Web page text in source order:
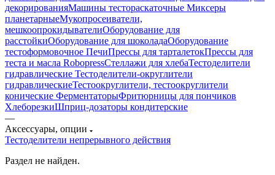
декорированияМашины тестораскаточные Миксеры
планетарныеМукопросеиватели,
мешкоопрокидывателиОборудование для
расстойкиОборудование для шоколадаОборудование
тестоформовочное ПечиПрессы для тарталетокПрессы для
теста и масла RobopressСтеллажи для хлебаТестоделители
гидравлические Тестоделители-округлители
гидравлическиеТестоокруглители, тестоокруглители
конические ФерментаторыФритюрницы для пончиков
ХлеборезкиШприц-дозаторы кондитерские
—
Аксессуары, опции
Тестоделители непрерывного действия
Раздел не найден.